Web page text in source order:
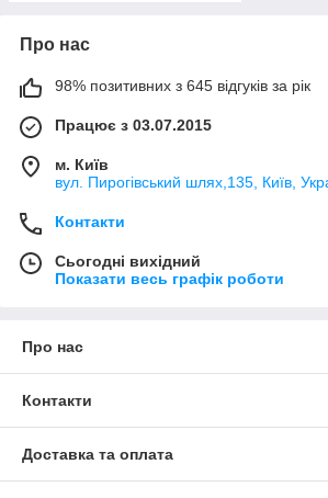
Про нас
98% позитивних з 645 відгуків за рік
Працює з 03.07.2015
м. Київ
вул. Пирогівський шлях,135, Київ,
Контакти
Сьогодні вихідний
Показати весь графік роботи
Про нас
Контакти
Доставка та оплата